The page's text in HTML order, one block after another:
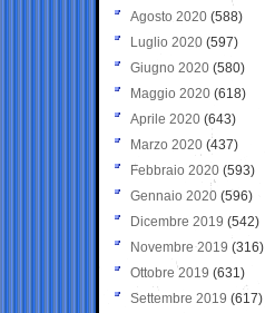
Agosto 2020 (588)
Luglio 2020 (597)
Giugno 2020 (580)
Maggio 2020 (618)
Aprile 2020 (643)
Marzo 2020 (437)
Febbraio 2020 (593)
Gennaio 2020 (596)
Dicembre 2019 (542)
Novembre 2019 (316)
Ottobre 2019 (631)
Settembre 2019 (617)